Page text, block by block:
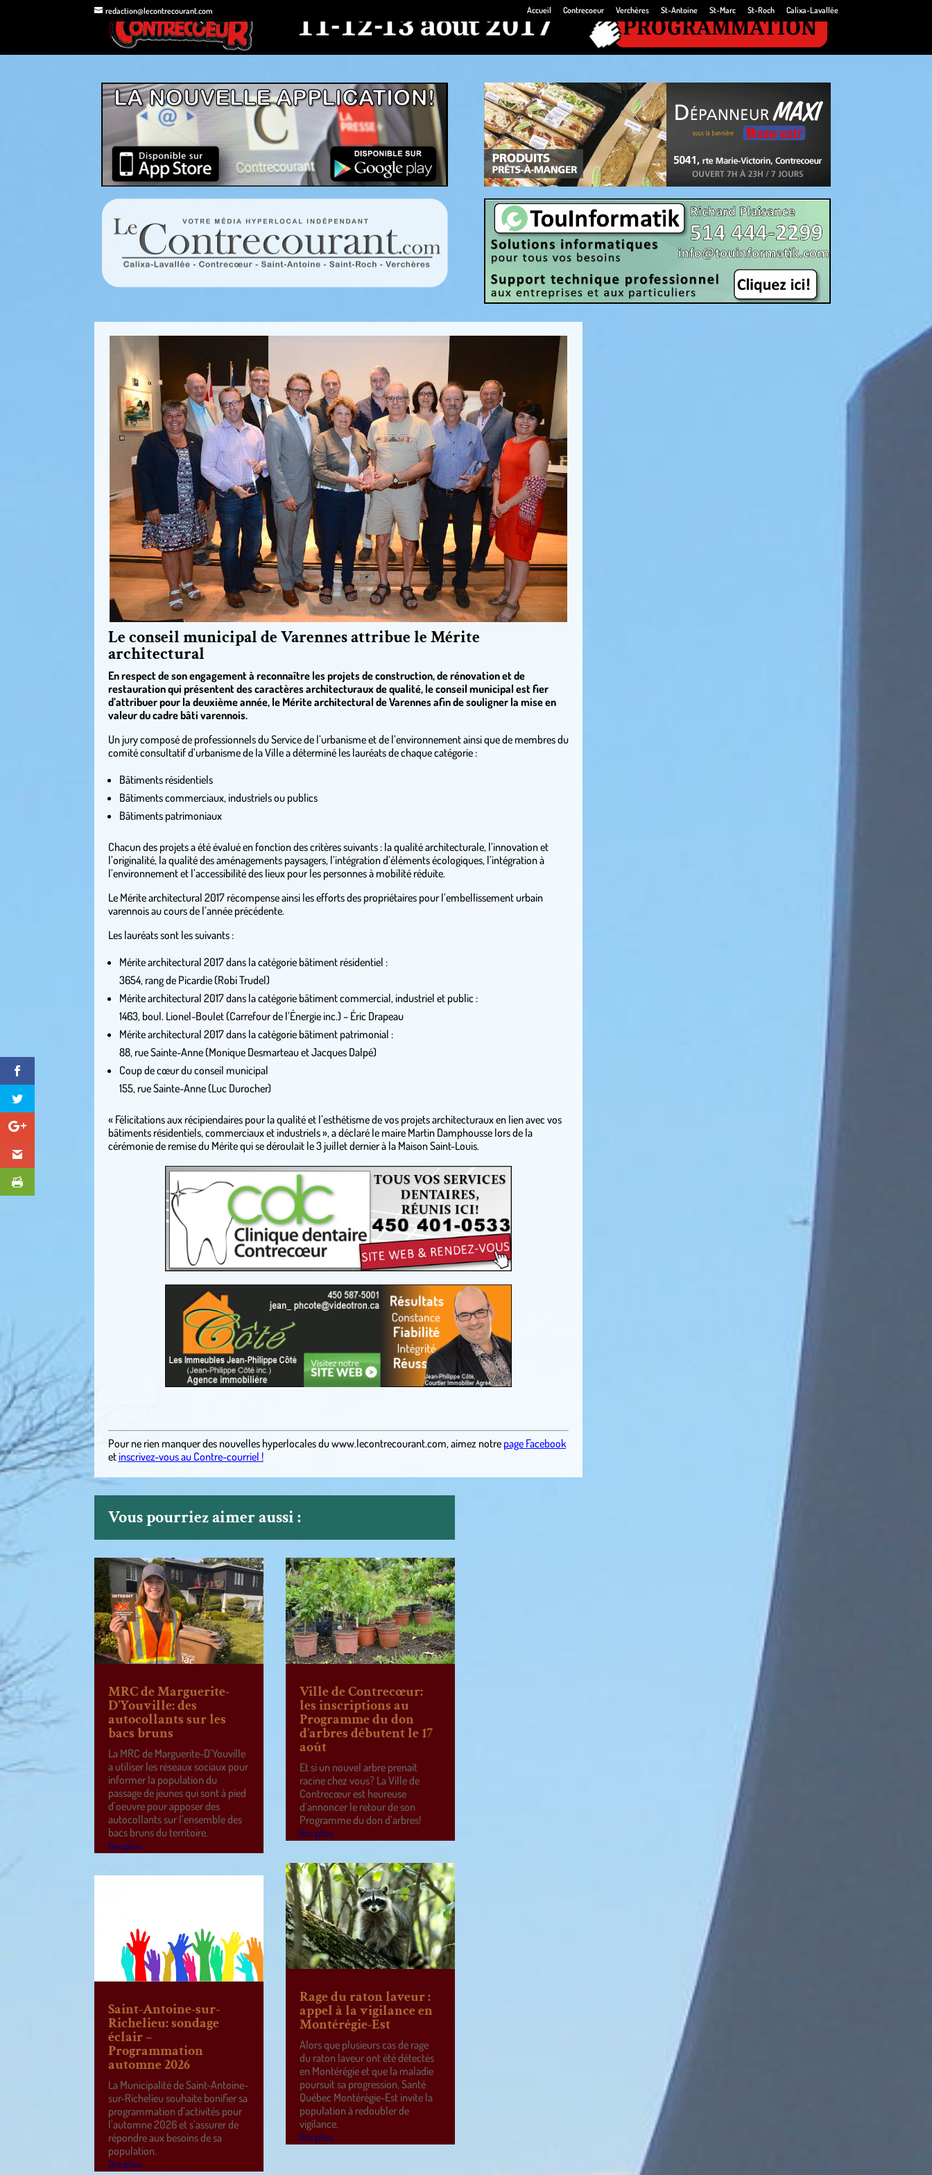
redaction@lecontrecourant.com Accueil Contrecoeur Verchères St-Antoine St-Marc St-Roch Calixa-Lavallée
Le conseil municipal de Varennes attribue le Mérite
architectural
En respect de son engagement à reconnaître les projets de construction, de rénovation et de
restauration qui présentent des caractères architecturaux de qualité, le conseil municipal est fier
d’attribuer pour la deuxième année, le Mérite architectural de Varennes afin de souligner la mise en
valeur du cadre bâti varennois.
Un jury composé de professionnels du Service de l’urbanisme et de l’environnement ainsi que de membres du
comité consultatif d’urbanisme de la Ville a déterminé les lauréats de chaque catégorie :
Bâtiments résidentiels
Bâtiments commerciaux, industriels ou publics
Bâtiments patrimoniaux
Chacun des projets a été évalué en fonction des critères suivants : la qualité architecturale, l’innovation et
l’originalité, la qualité des aménagements paysagers, l’intégration d’éléments écologiques, l’intégration à
l’environnement et l’accessibilité des lieux pour les personnes à mobilité réduite.
Le Mérite architectural 2017 récompense ainsi les efforts des propriétaires pour l’embellissement urbain
varennois au cours de l’année précédente.
Les lauréats sont les suivants :
Mérite architectural 2017 dans la catégorie bâtiment résidentiel :
3654, rang de Picardie (Robi Trudel)
Mérite architectural 2017 dans la catégorie bâtiment commercial, industriel et public :
1463, boul. Lionel-Boulet (Carrefour de l’Énergie inc.) – Éric Drapeau
Mérite architectural 2017 dans la catégorie bâtiment patrimonial :
88, rue Sainte-Anne (Monique Desmarteau et Jacques Dalpé)
Coup de cœur du conseil municipal
155, rue Sainte-Anne (Luc Durocher)
« Félicitations aux récipiendaires pour la qualité et l’esthétisme de vos projets architecturaux en lien avec vos
bâtiments résidentiels, commerciaux et industriels », a déclaré le maire Martin Damphousse lors de la
cérémonie de remise du Mérite qui se déroulait le 3 juillet dernier à la Maison Saint-Louis.
Pour ne rien manquer des nouvelles hyperlocalesduwww.lecontrecourant.com,aimez notre page Facebook
etinscrivez-vous au Contre-courriel !
Vous pourriez aimer aussi :
MRC de Marguerite-
D’Youville: des
autocollants sur les
bacs bruns
La MRC de Marguerite-D’Youville
a utiliser les réseaux sociaux pour
informer la population du
passage de jeunes qui sont à pied
d’oeuvre pour apposer des
autocollants sur l’ensemble des
bacs bruns du territoire.
lire plus
Saint-Antoine-sur-
Richelieu: sondage
éclair –
Programmation
automne 2026
La Municipalité de Saint-Antoine-
sur-Richelieu souhaite bonifier sa
programmation d’activités pour
l’automne 2026 et s’assurer de
répondre aux besoins de sa
population.
lire plus
Ville de Contrecœur:
les inscriptions au
Programme du don
d’arbres débutent le 17
août
Et si un nouvel arbre prenait
racine chez vous? La Ville de
Contrecœur est heureuse
d’annoncer le retour de son
Programme du don d’arbres!
lire plus
Rage du raton laveur :
appel à la vigilance en
Montérégie-Est
Alors que plusieurs cas de rage
du raton laveur ont été détectés
en Montérégie et que la maladie
poursuit sa progression, Santé
Québec Montérégie-Est invite la
population à redoubler de
vigilance.
lire plus